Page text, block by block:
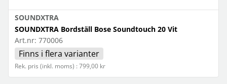
SOUNDXTRA
SOUNDXTRA Bordställ Bose Soundtouch 20 Vit
Art.nr: 770006
Finns i flera varianter
Rek. pris (inkl. moms) : 799,00 kr